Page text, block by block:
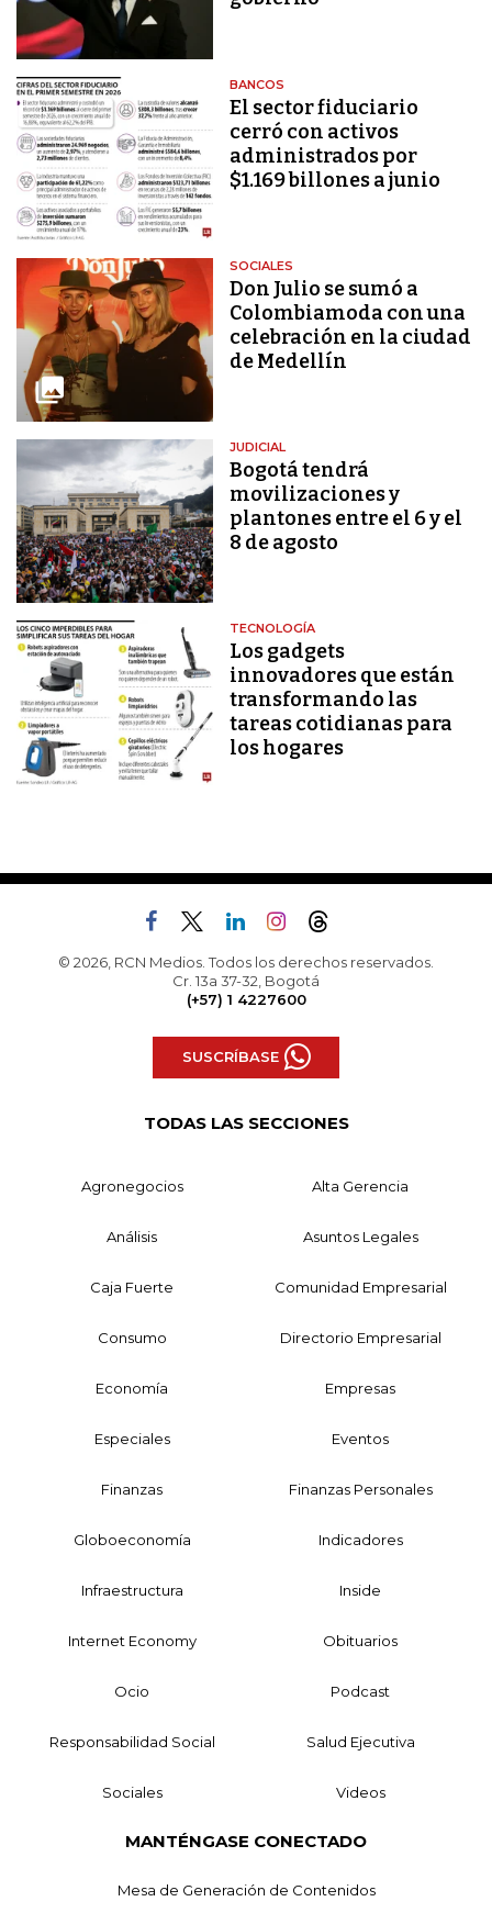
BANCOS
El sector fiduciario
cerró con activos
administrados por
$1.169 billones a junio
SOCIALES
Don Julio se sumó a
Colombiamoda con una
celebración en la ciudad
de Medellín
JUDICIAL
Bogotá tendrá
movilizaciones y
plantones entre el 6 y el
8 de agosto
TECNOLOGÍA
Los gadgets
innovadores que están
transformando las
tareas cotidianas para
los hogares
© 2026, RCN Medios. Todos los derechos reservados.
Cr. 13a 37-32, Bogotá
(+57) 1 4227600
SUSCRÍBASE
TODAS LAS SECCIONES
Agronegocios Alta Gerencia
Análisis Asuntos Legales
Caja Fuerte Comunidad Empresarial
Consumo Directorio Empresarial
Economía Empresas
Especiales Eventos
Finanzas Finanzas Personales
Globoeconomía Indicadores
Infraestructura Inside
Internet Economy Obituarios
Ocio Podcast
Responsabilidad Social Salud Ejecutiva
Sociales Videos
MANTÉNGASE CONECTADO
Mesa de Generación de Contenidos